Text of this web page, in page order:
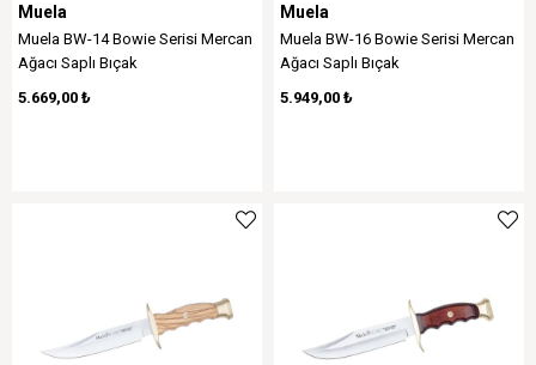
Muela
Muela BW-14 Bowie Serisi Mercan
Ağacı Saplı Bıçak
5.669,00 ₺
Muela
Muela BW-16 Bowie Serisi Mercan
Ağacı Saplı Bıçak
5.949,00 ₺